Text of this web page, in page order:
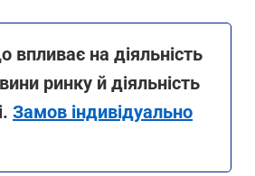
впливає на діяльність
ринку й діяльність
Замов індивідуально